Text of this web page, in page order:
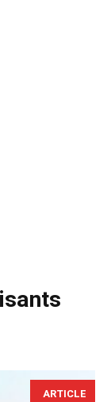
ARTICLE